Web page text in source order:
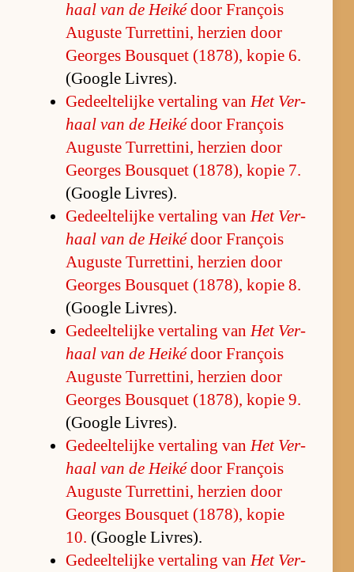
haal van de Heikédoor François
Au­guste Tur­ret­ti­ni, her­zien door
Ge­or­ges Bousquet (1878), ko­pie 6.
(Google Li­vres).
Ge­deel­te­lijke ver­ta­ling van Het Ver­
haal van de Heikédoor François
Au­guste Tur­ret­ti­ni, her­zien door
Ge­or­ges Bousquet (1878), ko­pie 7.
(Google Li­vres).
Ge­deel­te­lijke ver­ta­ling van Het Ver­
haal van de Heikédoor François
Au­guste Tur­ret­ti­ni, her­zien door
Ge­or­ges Bousquet (1878), ko­pie 8.
(Google Li­vres).
Ge­deel­te­lijke ver­ta­ling van Het Ver­
haal van de Heikédoor François
Au­guste Tur­ret­ti­ni, her­zien door
Ge­or­ges Bousquet (1878), ko­pie 9.
(Google Li­vres).
Ge­deel­te­lijke ver­ta­ling van Het Ver­
haal van de Heikédoor François
Au­guste Tur­ret­ti­ni, her­zien door
Ge­or­ges Bousquet (1878), ko­pie
10. (Google Li­vres).
Ge­deel­te­lijke ver­ta­ling van Het Ver­